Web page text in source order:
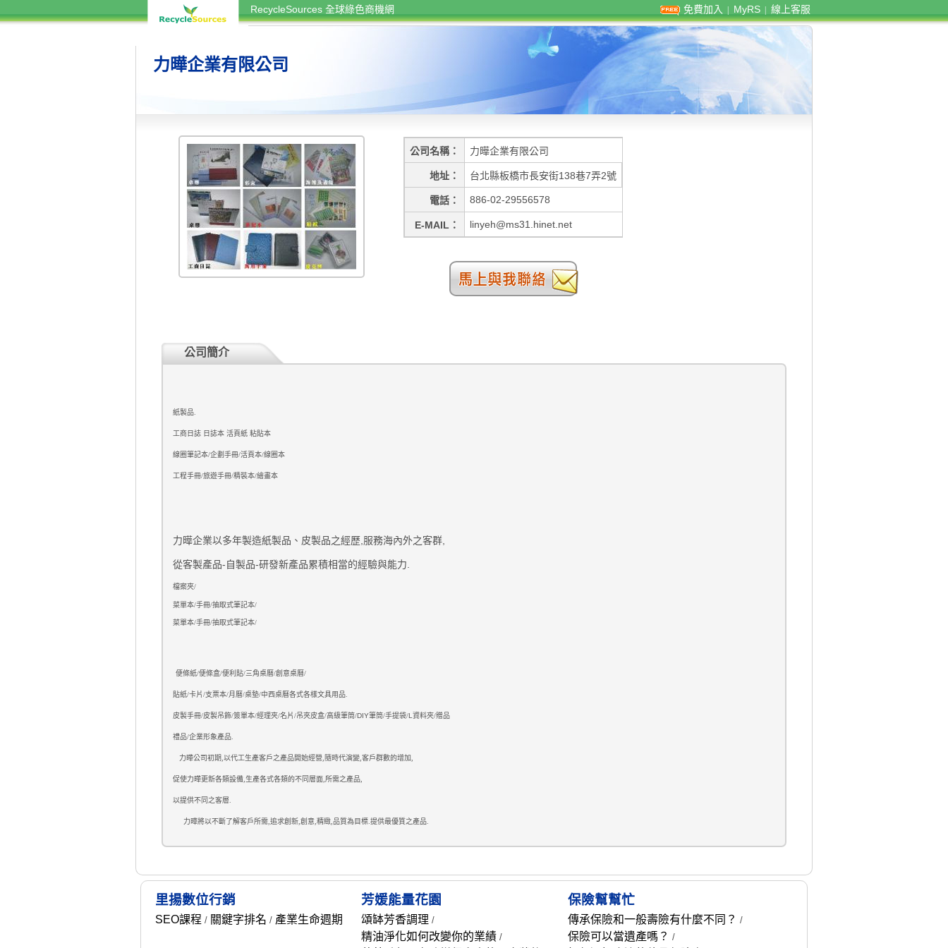
RecycleSources 全球綠色商機網 免費加入 MyRS 線上客服
力曄企業有限公司
公司名稱 力曄企業有限公司
地址 台北縣板橋市長安街138巷7弄2號
電話 886-02-29556578
E-MAIL linyeh@ms31.hinet.net
公司簡介
紙製品.
工商日誌 日誌本 活頁紙 粘貼本
線圈筆記本/企劃手冊/活頁本/線圈本
工程手冊/旅遊手冊/精裝本/繪畫本
力曄企業以多年製造紙製品、皮製品之經歷,服務海內外之客群,
從客製產品-自製品-研發新產品累積相當的經驗與能力.
檔案夾/
菜單本/手冊/抽取式筆記本/
菜單本/手冊/抽取式筆記本/
便條紙/便條盒/便利貼/三角桌曆/創意桌曆/
貼紙/卡片/支票本/月曆/桌墊/中西桌曆各式各樣文具用品.
皮製手冊/皮製吊飾/簽單本/經理夾/名片/吊夾皮盒/高級筆筒/DIY筆筒/手提袋/L資料夾/贈品
禮品/企業形象產品.
力曄公司初期,以代工生產客戶之產品開始經營,隨時代演變,客戶群數的增加,
促使力曄更新各類設備,生產各式各類的不同層面,所需之產品,
以提供不同之客層.
力曄將以不斷了解客戶所需,追求創新,創意,精緻,品質為目標.提供最優質之產品.
里揚數位行銷
SEO課程 / 關鍵字排名 / 產業生命週期
芳媛能量花園
頌缽芳香調理 /
精油淨化如何改變你的業績 /
保險幫幫忙
傳承保險和一般壽險有什麼不同？ /
保險可以當遺產嗎？ /